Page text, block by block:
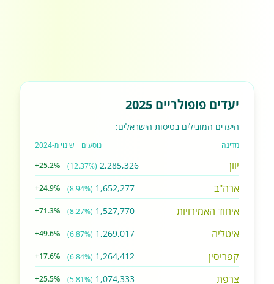
יעדים פופולריים 2025
היעדים המובילים בטיסות הישראלים:
מדינה נוסעים שינוי מ-2024
יוון 2,285,326
(12.37%)
+25.2%
ארה"ב 1,652,277
(8.94%)
+24.9%
איחוד האמירויות 1,527,770
(8.27%)
+71.3%
איטליה 1,269,017
(6.87%)
+49.6%
קפריסין 1,264,412
(6.84%)
+17.6%
צרפת 1,074,333
(5.81%)
+25.5%